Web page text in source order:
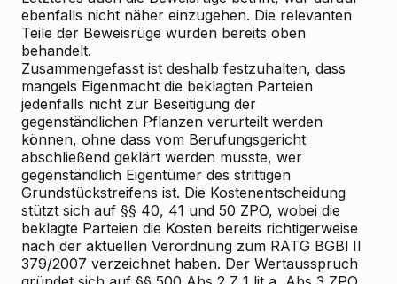
ebenfalls nicht näher einzugehen. Die relevanten
Teile der Beweisrüge wurden bereits oben
behandelt.
Zusammengefasst ist deshalb festzuhalten, dass
mangels Eigenmacht die beklagten Parteien
jedenfalls nicht zur Beseitigung der
gegenständlichen Pflanzen verurteilt werden
können, ohne dass vom Berufungsgericht
abschließend geklärt werden musste, wer
gegenständlich Eigentümer des strittigen
Grundstückstreifens ist. Die Kostenentscheidung
stützt sich auf §§ 40, 41 und 50 ZPO, wobei die
beklagte Parteien die Kosten bereits richtigerweise
nach der aktuellen Verordnung zum RATG BGBl II
379/2007 verzeichnet haben. Der Wertausspruch